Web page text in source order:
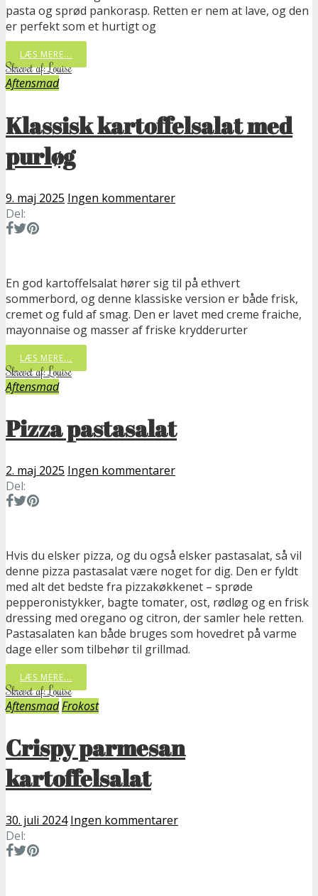
pasta og sprød pankorasp. Retten er nem at lave, og den
er perfekt som et hurtigt og
LÆS MERE...
Skrevet af: Louise
Aftensmad
Klassisk kartoffelsalat med
purløg
9. maj 2025 Ingen kommentarer
Del:
En god kartoffelsalat hører sig til på ethvert
sommerbord, og denne klassiske version er både frisk,
cremet og fuld af smag. Den er lavet med creme fraiche,
mayonnaise og masser af friske krydderurter
LÆS MERE...
Skrevet af: Louise
Aftensmad
Pizza pastasalat
2. maj 2025 Ingen kommentarer
Del:
Hvis du elsker pizza, og du også elsker pastasalat, så vil
denne pizza pastasalat være noget for dig. Den er fyldt
med alt det bedste fra pizzakøkkenet – sprøde
pepperonistykker, bagte tomater, ost, rødløg og en frisk
dressing med oregano og citron, der samler hele retten.
Pastasalaten kan både bruges som hovedret på varme
dage eller som tilbehør til grillmad.
LÆS MERE...
Skrevet af: Louise
AftensmadFrokost
Crispy parmesan
kartoffelsalat
30. juli 2024 Ingen kommentarer
Del: